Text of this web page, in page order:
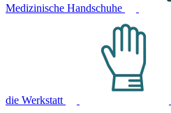
Medizinische Handschuhe
die Werkstatt